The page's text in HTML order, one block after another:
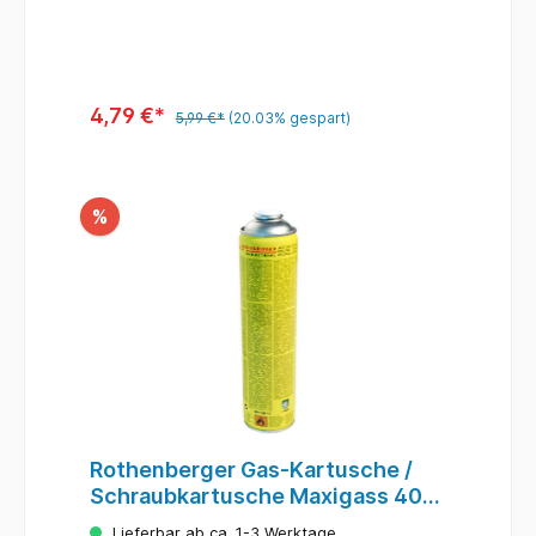
4,79 €* 5,99 €* (20.03% gespart)
%
Rothenberger Gas-Kartusche /
Schraubkartusche Maxigass 400
600ml